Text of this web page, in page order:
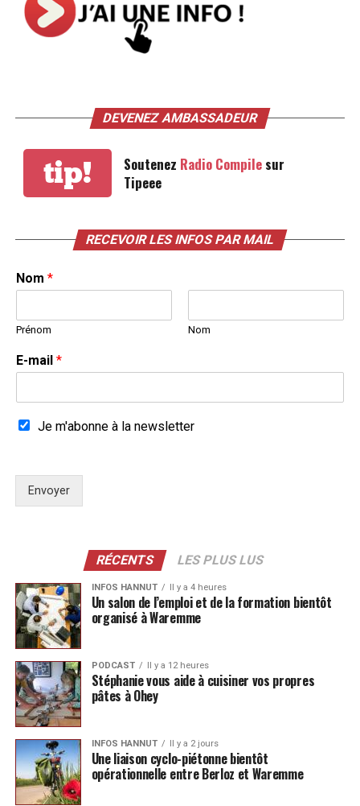
DEVENEZ AMBASSADEUR
tip! Soutenez Radio Compilesur
Tipeee
RECEVOIR LES INFOS PAR MAIL
Nom *
Prénom Nom
E-mail *
Je m'abonne à la newsletter
Envoyer
RÉCENTS LES PLUS LUS
INFOS HANNUT Il y a 4 heures
Un salon de l’emploi et de la formation bientôt
organisé à Waremme
PODCAST Il y a 12 heures
Stéphanie vous aide à cuisiner vos propres
pâtes à Ohey
INFOS HANNUT Il y a 2 jours
Une liaison cyclo-piétonne bientôt
opérationnelle entre Berloz et Waremme